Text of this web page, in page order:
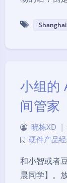
Shanghai
小组的
间管家
晓栋XD |
硬件产品
和小智或者
晨同学】。